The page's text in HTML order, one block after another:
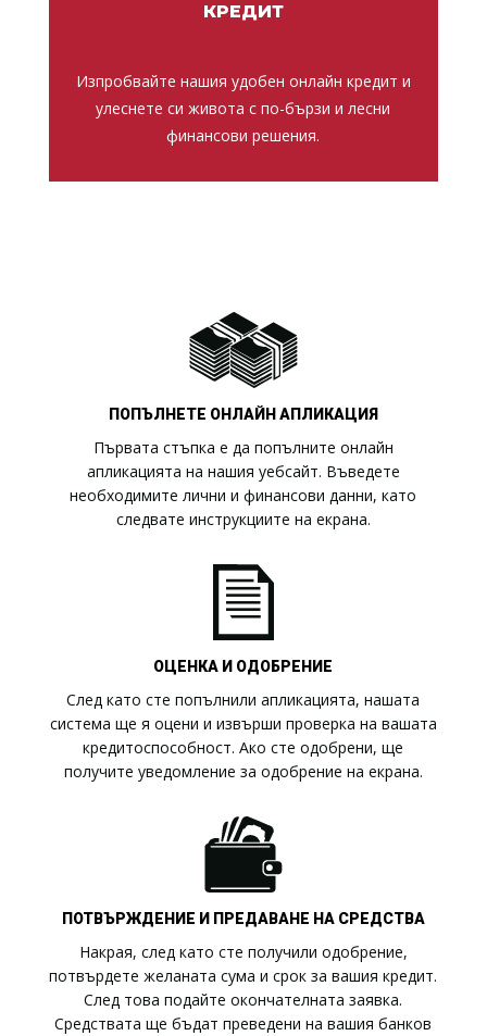
КРЕДИТ
Изпробвайте нашия удобен онлайн кредит и
улеснете си живота с по-бързи и лесни
финансови решения.
ПОПЪЛНЕТЕ ОНЛАЙН АПЛИКАЦИЯ
Първата стъпка е да попълните онлайн
апликацията на нашия уебсайт. Въведете
необходимите лични и финансови данни, като
следвате инструкциите на екрана.
ОЦЕНКА И ОДОБРЕНИЕ
След като сте попълнили апликацията, нашата
система ще я оцени и извърши проверка на вашата
кредитоспособност. Ако сте одобрени, ще
получите уведомление за одобрение на екрана.
ПОТВЪРЖДЕНИЕ И ПРЕДАВАНЕ НА СРЕДСТВА
Накрая, след като сте получили одобрение,
потвърдете желаната сума и срок за вашия кредит.
След това подайте окончателната заявка.
Средствата ще бъдат преведени на вашия банков